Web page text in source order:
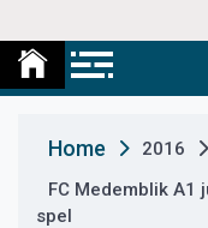
e
t
Home 2016
FC Medemblik A1
spel